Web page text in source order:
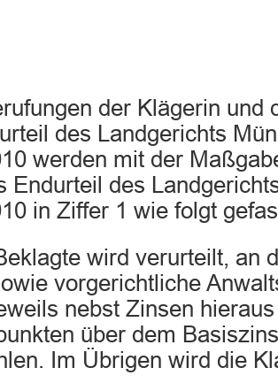
der Klägerin und
des Landgerichts
werden mit der
Endurteil des
in Ziffer 1 wie folgt
wird verurteilt, an
vorgerichtliche
nebst Zinsen
über dem
Im Übrigen wird die